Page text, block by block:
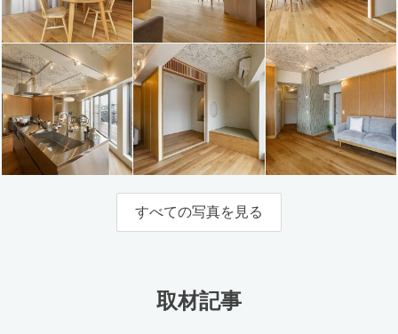
すべての写真を見る
取材記事